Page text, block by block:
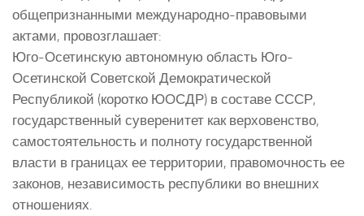
общепризнанными международно-правовыми
актами, провозглашает:
Юго-Осетинскую автономную область Юго-
Осетинской Советской Демократической
Республикой (коротко ЮОСДР) в составе СССР,
государственный суверенитет как верховенство,
самостоятельность и полноту государственной
власти в границах ее территории, правомочность ее
законов, независимость республики во внешних
отношениях.